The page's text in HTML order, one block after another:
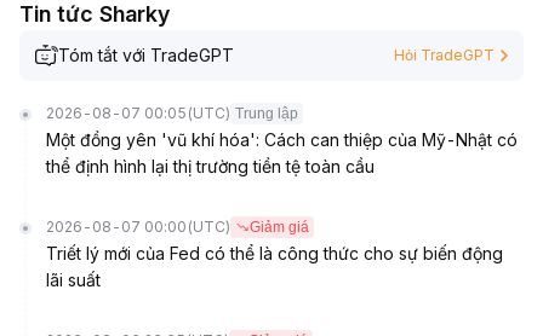
Tin tức Sharky
Tóm tắt với TradeGPT Hỏi TradeGPT
2026-08-07 00:05 (UTC) Trung lập
Một đồng yên 'vũ khí hóa': Cách can thiệp của Mỹ-Nhật có
thể định hình lại thị trường tiền tệ toàn cầu
2026-08-07 00:00 (UTC) Giảm giá
Triết lý mới của Fed có thể là công thức cho sự biến động
lãi suất